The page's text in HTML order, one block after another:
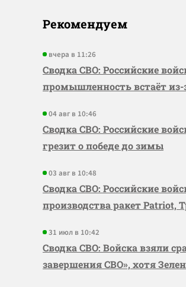
Рекомендуем
вчера в 11:26
Сводка СВО: Российские
промышленность встаёт из-
04 авг в 10:46
Сводка СВО: Российские
грезит о победе до зимы
03 авг в 10:48
Сводка СВО: Российские
производства ракет Patriot,
31 июл в 10:42
Сводка СВО: Войска взяли
завершения СВО», хотя